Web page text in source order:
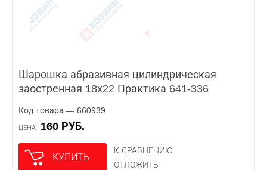
Шарошка абразивная цилиндрическая
заостренная 18х22 Практика 641-336
Код товара — 660939
ЦЕНА 160 РУБ.
КУПИТЬ
К СРАВНЕНИЮ
ОТЛОЖИТЬ